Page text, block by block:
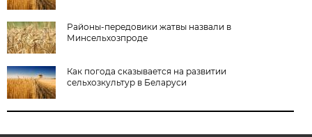
Районы-передовики жатвы назвали в
Минсельхозпроде
Как погода сказывается на развитии
сельхозкультур в Беларуси